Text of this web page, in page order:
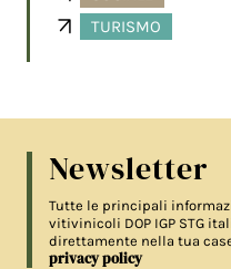
TURISMO
Newsletter
Tutte le principali
vitivinicoli DOP IGP STG
direttamente nella tua
privacy policy